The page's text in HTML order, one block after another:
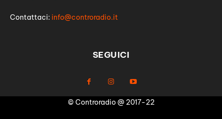
Contattaci: info@controradio.it
SEGUICI
© Controradio @ 2017-22